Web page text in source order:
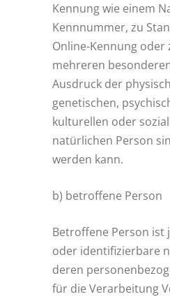
Kennung wie einem
Kennnummer, zu
Online-Kennung oder
mehreren
Ausdruck der
genetischen,
kulturellen oder
natürlichen Person
werden kann.
b) betroffene Person
Betroffene Person ist
oder identifizierbare
deren
für die Verarbeitung